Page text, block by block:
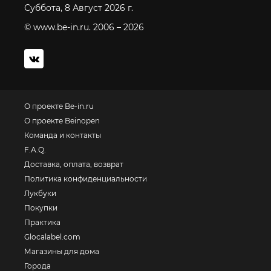
Суббота, 8 Август 2026 г.
© www.be-in.ru. 2006 – 2026
О проекте Be-in.ru
О проекте Beinopen
Команда и контакты
F.A.Q.
Доставка, оплата, возврат
Политика конфиденциальности
Лукбуки
Покупки
Практика
Glocalabel.com
Магазины для дома
Города